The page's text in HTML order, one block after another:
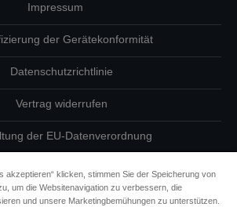
Impressum
der Gerätekonformität
Datenschutzrichtlinie
Vertrag widerrufen
der EU-Datenverordnung
zu Cookies
akzeptieren“ klicken, stimmen Sie der Speicherung von
um die Websitenavigation zu verbessern, die
und unsere Marketingbemühungen zu unterstützen.